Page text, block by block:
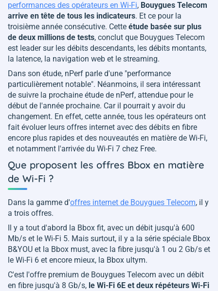
performances des opérateurs en Wi-Fi, Bouygues Telecom
arrive en tête de tous les indicateurs. Et ce pour la
troisième année consécutive. Cette étude basée sur plus
de deux millions de tests, conclut que Bouygues Telecom
est leader sur les débits descendants, les débits montants,
la latence, la navigation web et le streaming.
Dans son étude, nPerf parle d'une "performance
particulièrement notable". Néanmoins, il sera intéressant
de suivre la prochaine étude de nPerf, attendue pour le
début de l'année prochaine. Car il pourrait y avoir du
changement. En effet, cette année, tous les opérateurs ont
fait évoluer leurs offres internet avec des débits en fibre
encore plus rapides et des nouveautés en matière de Wi-Fi,
et notamment l'arrivée du Wi-Fi 7 chez Free.
Que proposent les offres Bbox en matière
de Wi-Fi ?
Dans la gamme d'offres internet de Bouygues Telecom, il y
a trois offres.
Il y a tout d'abord la Bbox fit, avec un débit jusqu'à 600
Mb/s et le Wi-Fi 5. Mais surtout, il y a la série spéciale Bbox
B&YOU et la Bbox must, avec la fibre jusqu'à 1 ou 2 Gb/s et
le Wi-Fi 6 et encore mieux, la Bbox ultym.
C'est l'offre premium de Bouygues Telecom avec un débit
en fibre jusqu'à 8 Gb/s, le Wi-Fi 6E et deux répéteurs Wi-Fi